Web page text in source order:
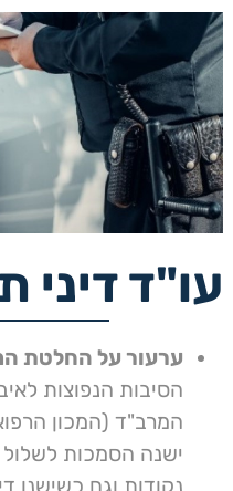
עורך דין
אלקריף
הצטברות נקודות–
למצב שבו הרישיון
מבוטל.
עו"ד דיני
ערעור על החלטת
הסיבות הנפוצות
המרב"ד (המכון
ישנה הסמכות לשלול
עורך דין
כיצד יכול
לסייע לכם
עבירה?
איך לבחור את
שייצג אתכם?
עורך דין
מומלץ
מצבים בהם
מומלץ יוכל
כיצד עורך
לגבי נקודות